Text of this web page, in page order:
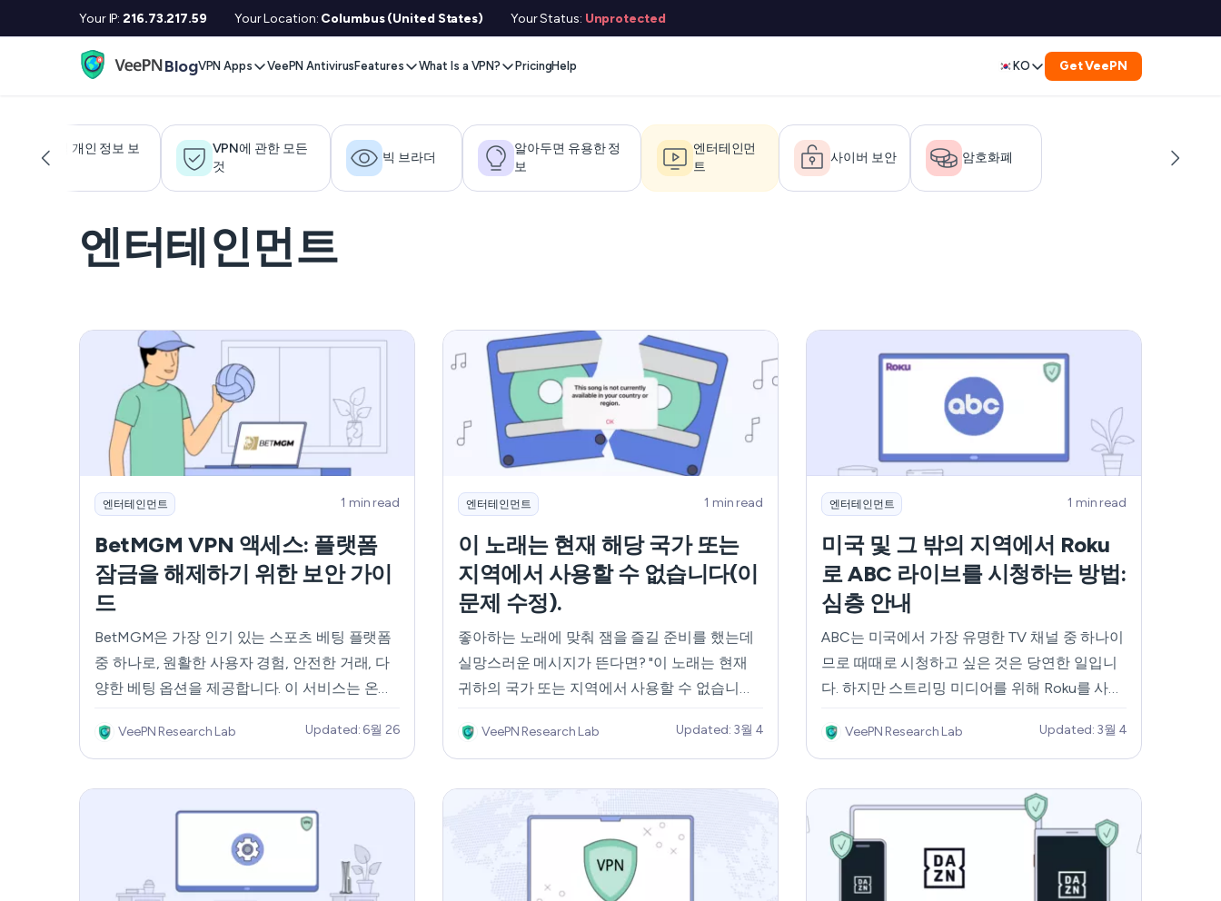
Your IP:216.73.217.59 Your Location: Columbus (United States) Your Status: Unprotected
BlogVPN Apps
Windows
MacOS
iOS
Smart TV
Fire TV
Xbox
PlayStation
Chrome
See All Apps
VeePN Antivirus Features
Double VPN
No Log VPN
See All Features
What Is a VPN?
스트림 콘텐츠
VPN for Gaming
Internet Privacy
Anonymous IP
Online Security
VPN Encryption
파일 검사기
서비스 상태 확인기
How Does a VPN Work?
PricingHelp KO
Español
Indonesia
Italiano
Polski
Türkçe
Tiếng Việt
فارسی
Română
Get VeePN
디지털 개인 정보 보
VPN에 관한 모든
것
빅 브라더
알아두면 유용한 정
보
엔터테인먼
트
사이버 보안 암호화폐
엔터테인먼트
엔터테인먼트 1 min read
BetMGM VPN 액세스: 플랫폼
잠금을 해제하기 위한 보안 가이
드
BetMGM은 가장 인기 있는 스포츠 베팅 플랫폼
중 하나로, 원활한 사용자 경험, 안전한 거래, 다
양한 베팅 옵션을 제공합니다. 이 서비스는 온라
으며, NBA와 NFL부터 MLB와 포뮬러 1까지 모
든 주요 스포츠 대회를 다룹니다. 하지만 일부 주
에서만 사용할 수 있기 때문에 BetMGM을 사용
할 때 액세스 문제가 발생할 수 있습니다. 따라서
미국 전역이나 해외를 여행하는 경우 플랫폼에
액세스하기가 어려울 수 있습니다. 이 문제에 대
한 완벽한 해결책은 가상 사설망(VPN)입니다.
VeePN Research Lab Updated: 6월 26
엔터테인먼트 1 min read
이 노래는 현재 해당 국가 또는
지역에서 사용할 수 없습니다(이
문제 수정).
좋아하는 노래에 맞춰 잼을 즐길 준비를 했는데
실망스러운 메시지가 뜬다면? "이 노래는 현재
귀하의 국가 또는 지역에서 사용할 수 없습니
성가신 문제를 해결하기 위해 저희는 여러분을
위해 몇 가지 트릭을 준비했습니다. 아무도 보지
않는 곳에서 음악과 춤의 세계를 즐길 준비를 하
세요. 함께 글로벌 주크박스를 열어보세요.
VeePN Research Lab Updated: 3월 4
엔터테인먼트 1 min read
미국 및 그 밖의 지역에서 Roku
로 ABC 라이브를 시청하는 방법:
심층 안내
ABC는 미국에서 가장 유명한 TV 채널 중 하나이
므로 때때로 시청하고 싶은 것은 당연한 일입니
다. 하지만 스트리밍 미디어를 위해 Roku를 사용
는지 궁금하실 수 있습니다. 대답은 '예'입니다.
물론 가능합니다! 이 글에서는 여행 중 미국 및
전 세계에서 Roku로 ABC를 실시간으로 시청하
는 방법에 대해 설명합니다.
VeePN Research Lab Updated: 3월 4